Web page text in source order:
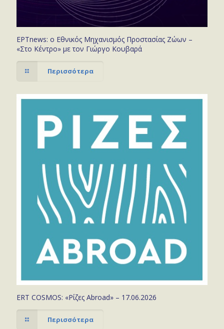
ΕΡΤnews: ο Εθνικός Μηχανισμός Προστασίας Ζώων –
«Στο Κέντρο» με τον Γιώργο Κουβαρά
Περισσότερα
ERT COSMOS: «Ρίζες Abroad» – 17.06.2026
Περισσότερα